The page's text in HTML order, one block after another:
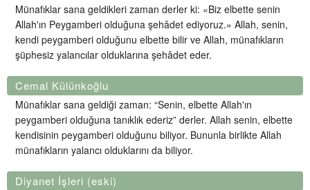
Münafıklar sana geldikleri zaman derler ki: «Biz elbette senin
Allah'ın Peygamberi olduğuna şehâdet ediyoruz.» Allah, senin,
kendi peygamberi olduğunu elbette bilir ve Allah, münafıkların
şüphesiz yalancılar olduklarına şehâdet eder.
Cemal Külünkoğlu
Münafıklar sana geldiği zaman: “Senin, elbette Allah'ın
peygamberi olduğuna tanıklık ederiz” derler. Allah senin, elbette
kendisinin peygamberi olduğunu biliyor. Bununla birlikte Allah
münafıkların yalancı olduklarını da biliyor.
Diyanet İşleri (eski)